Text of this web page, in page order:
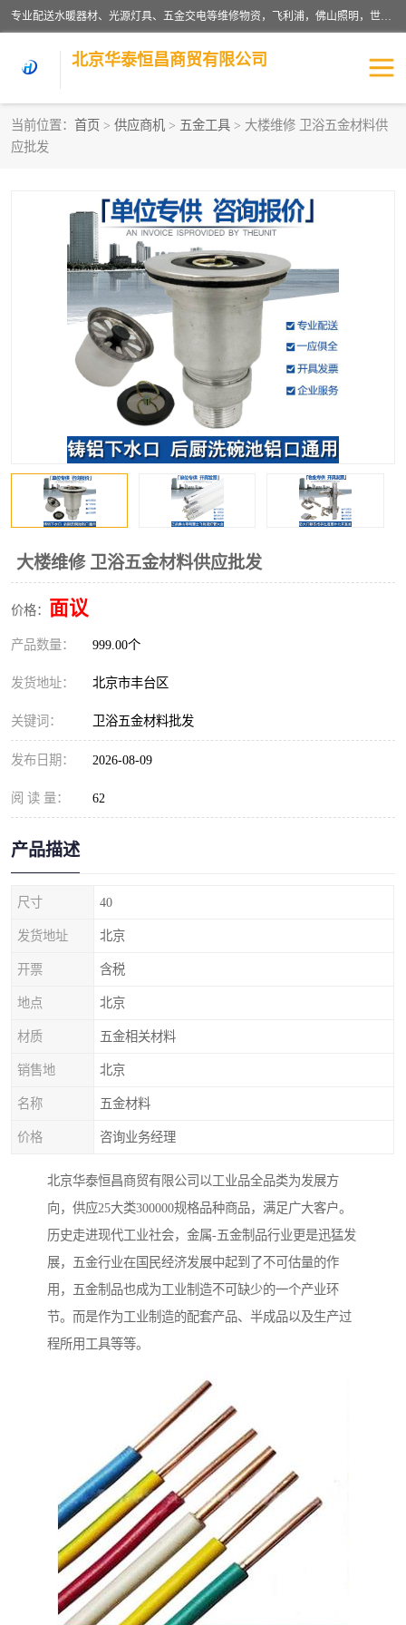
专业配送水暖器材、光源灯具、五金交电等维修物资，飞利浦，佛山照明，世达，博世，九牧，特陶等各产品涉及国内外知名品牌。公司专注与物业、学校、酒店、工厂等单位合作，提供一站式配送服务，降低客户综合成本。依托电子商务改变传统模式，以专业的团队为客户提供24H物资配送到达，货到月结、统一开票，便捷退换等服务，提高了企业的运营效率。
北京华泰恒昌商贸有限公司
当前位置： 首页 > 供应商机 > 五金工具 > 大楼维修 卫浴五金材料供
应批发
大楼维修 卫浴五金材料供应批发
价格： 面议
产品数量： 999.00个
发货地址： 北京市丰台区
关键词： 卫浴五金材料批发
发布日期： 2026-08-09
阅 读 量： 62
产品描述
尺寸 40
发货地址 北京
开票 含税
地点 北京
材质 五金相关材料
销售地 北京
名称 五金材料
价格 咨询业务经理
北京华泰恒昌商贸有限公司以工业品全品类为发展方
向，供应25大类300000规格品种商品，满足广大客户。
历史走进现代工业社会，金属-五金制品行业更是迅猛发
展，五金行业在国民经济发展中起到了不可估量的作
用，五金制品也成为工业制造不可缺少的一个产业环
节。而是作为工业制造的配套产品、半成品以及生产过
程所用工具等等。
水暖阀门
涂料辅材